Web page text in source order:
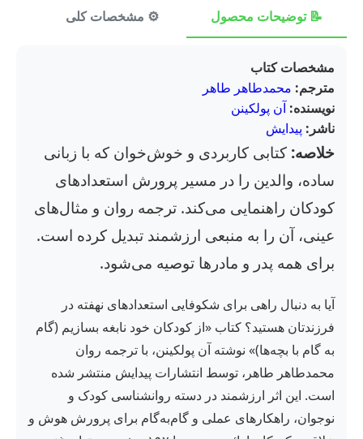
📝 توضیحات محصول ⚙️ مشخصات کلی
مشخصات کتاب
مترجم: محمدطاهر طاهر
نویسنده: آن پولکینن
ناشر: پیدایش
خلاصه: کتابی کاربردی و خوش‌خوان که با زبانی
ساده، والدین را در مسیر پرورش استعدادهای
کودکان راهنمایی می‌کند. ترجمه روان و مثال‌های
عینی، آن را به منبعی ارزشمند تبدیل کرده است.
برای همه پدر و مادرها توصیه می‌شود.
آیا به دنبال راهی برای شکوفایی استعدادهای نهفته در
فرزندتان هستید؟ کتاب «از کودکان خود نابغه بسازیم (گام
به گام با بچه‌ها)» نوشته آن پولکینن، با ترجمه روان
محمدطاهر طاهر، توسط انتشارات پیدایش منتشر شده
است. این اثر ارزشمند در دسته روانشناسی کودک و
نوجوان، راهکارهای عملی و گام‌به‌گام برای پرورش هوش و